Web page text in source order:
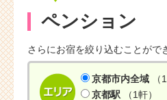
ペンション
さらにお宿を絞り込むことがで
京都市内全域 （
京都駅 （1軒）